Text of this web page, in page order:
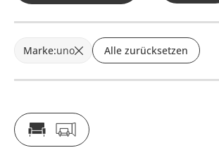
Marke:uno Alle zurücksetzen